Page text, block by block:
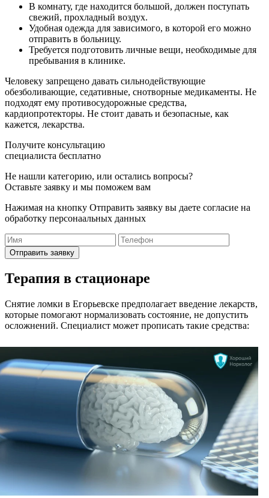
В комнату, где находится большой, должен поступать
свежий, прохладный воздух.
Удобная одежда для зависимого, в которой его можно
отправить в больницу.
Требуется подготовить личные вещи, необходимые для
пребывания в клинике.
Человеку запрещено давать сильнодействующие
обезболивающие, седативные, снотворные медикаменты. Не
подходят ему противосудорожные средства,
кардиопротекторы. Не стоит давать и безопасные, как
кажется, лекарства.
Получите консультацию
специалиста бесплатно
Не нашли категорию, или остались вопросы?
Оставьте заявку и мы поможем вам
Нажимая на кнопку Отправить заявку вы даете согласие на
обработку персонаальных данных
Отправить заявку
Терапия в стационаре
Снятие ломки в Егорьевске предполагает введение лекарств,
которые помогают нормализовать состояние, не допустить
осложнений. Специалист может прописать такие средства: